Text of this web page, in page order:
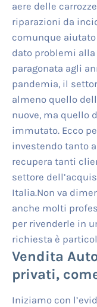
aere delle
riparazioni da
comunque
dato problemi
paragonata agli
pandemia, il
almeno quello
nuove, ma quello
immutato. Ecco
investendo tanto
recupera tanti
settore
Italia.Non va
anche molti
per rivenderle in
richiesta è
Vendita
privati,
Iniziamo con